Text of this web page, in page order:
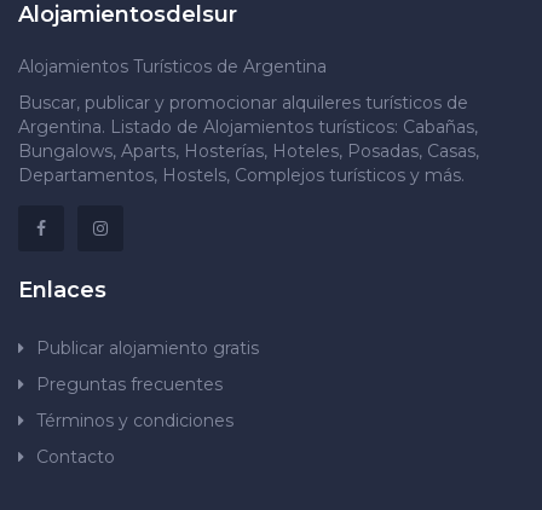
Alojamientosdelsur
Alojamientos Turísticos de Argentina
Buscar, publicar y promocionar alquileres turísticos de
Argentina. Listado de Alojamientos turísticos: Cabañas,
Bungalows, Aparts, Hosterías, Hoteles, Posadas, Casas,
Departamentos, Hostels, Complejos turísticos y más.
Enlaces
Publicar alojamiento gratis
Preguntas frecuentes
Términos y condiciones
Contacto